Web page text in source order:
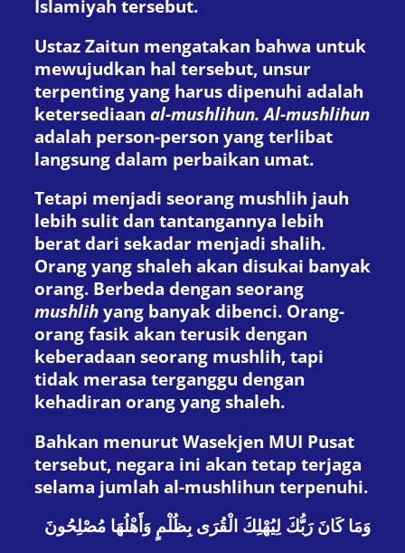
Islamiyah tersebut.
Ustaz Zaitun mengatakan bahwa untuk
mewujudkan hal tersebut, unsur
terpenting yang harus dipenuhi adalah
ketersediaan al-mushlihun. Al-mushlihun
adalah person-person yang terlibat
langsung dalam perbaikan umat.
Tetapi menjadi seorang mushlih jauh
lebih sulit dan tantangannya lebih
berat dari sekadar menjadi shalih.
Orang yang shaleh akan disukai banyak
orang. Berbeda dengan seorang
mushlih yang banyak dibenci. Orang-
orang fasik akan terusik dengan
keberadaan seorang mushlih, tapi
tidak merasa terganggu dengan
kehadiran orang yang shaleh.
Bahkan menurut Wasekjen MUI Pusat
tersebut, negara ini akan tetap terjaga
selama jumlah al-mushlihun terpenuhi.
وَمَا كَانَ رَبُّكَ لِيُهْلِكَ الْقُرَى بِظُلْمٍ وَأَهْلُهَا مُصْلِحُونَ